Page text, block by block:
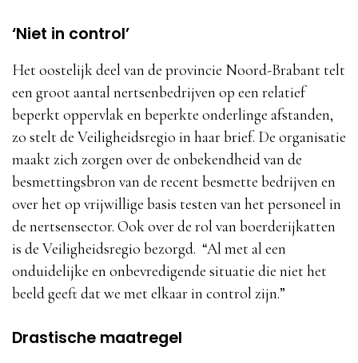
‘Niet in control’
Het oostelijk deel van de provincie Noord-Brabant telt
een groot aantal nertsenbedrijven op een relatief
beperkt oppervlak en beperkte onderlinge afstanden,
zo stelt de Veiligheidsregio in haar brief. De organisatie
maakt zich zorgen over de onbekendheid van de
besmettingsbron van de recent besmette bedrijven en
over het op vrijwillige basis testen van het personeel in
de nertsensector. Ook over de rol van boerderijkatten
is de Veiligheidsregio bezorgd. “Al met al een
onduidelijke en onbevredigende situatie die niet het
beeld geeft dat we met elkaar in control zijn.”
Drastische maatregel